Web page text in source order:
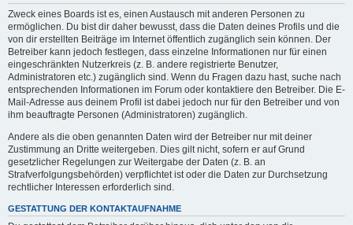
Zweck eines Boards ist es, einen Austausch mit anderen Personen zu
ermöglichen. Du bist dir daher bewusst, dass die Daten deines Profils und die
von dir erstellten Beiträge im Internet öffentlich zugänglich sein können. Der
Betreiber kann jedoch festlegen, dass einzelne Informationen nur für einen
eingeschränkten Nutzerkreis (z. B. andere registrierte Benutzer,
Administratoren etc.) zugänglich sind. Wenn du Fragen dazu hast, suche nach
entsprechenden Informationen im Forum oder kontaktiere den Betreiber. Die E-
Mail-Adresse aus deinem Profil ist dabei jedoch nur für den Betreiber und von
ihm beauftragte Personen (Administratoren) zugänglich.
Andere als die oben genannten Daten wird der Betreiber nur mit deiner
Zustimmung an Dritte weitergeben. Dies gilt nicht, sofern er auf Grund
gesetzlicher Regelungen zur Weitergabe der Daten (z. B. an
Strafverfolgungsbehörden) verpflichtet ist oder die Daten zur Durchsetzung
rechtlicher Interessen erforderlich sind.
GESTATTUNG DER KONTAKTAUFNAHME